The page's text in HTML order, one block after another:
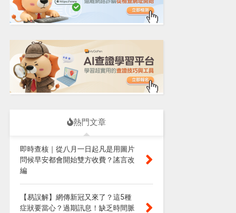
熱門文章
即時查核｜從八月一日起凡是用圖片
問候早安都會開始雙方收費？謠言改
編
【易誤解】網傳新冠又來了？這5種
症狀要當心？過期訊息！缺乏時間脈